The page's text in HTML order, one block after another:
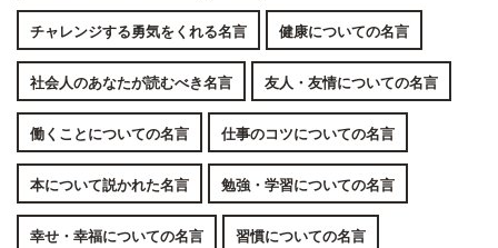
チャレンジする勇気をくれる名言 健康についての名言
社会人のあなたが読むべき名言 友人・友情についての名言
働くことについての名言 仕事のコツについての名言
本について説かれた名言 勉強・学習についての名言
幸せ・幸福についての名言 習慣についての名言